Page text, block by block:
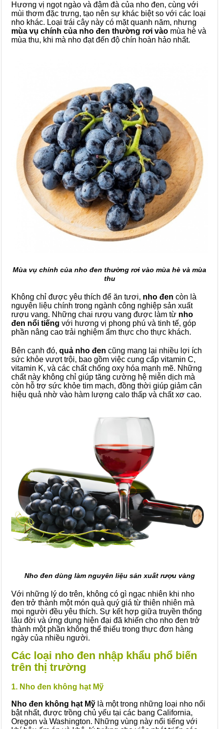
Hương vị ngọt ngào và đậm đà của nho đen, cùng với
mùi thơm đặc trưng, tạo nên sự khác biệt so với các loại
nho khác. Loại trái cây này có mặt quanh năm, nhưng
mùa vụ chính của nho đen thường rơi vào mùa hè và
mùa thu, khi mà nho đạt đến độ chín hoàn hảo nhất.
Mùa vụ chính của nho đen thường rơi vào mùa hè và mùa
thu
Không chỉ được yêu thích để ăn tươi, nho đen còn là
nguyên liệu chính trong ngành công nghiệp sản xuất
rượu vang. Những chai rượu vang được làm từ nho
đen nổi tiếng với hương vị phong phú và tinh tế, góp
phần nâng cao trải nghiệm ẩm thực cho thực khách.
Bên cạnh đó, quả nho đen cũng mang lại nhiều lợi ích
sức khỏe vượt trội, bao gồm việc cung cấp vitamin C,
vitamin K, và các chất chống oxy hóa mạnh mẽ. Những
chất này không chỉ giúp tăng cường hệ miễn dịch mà
còn hỗ trợ sức khỏe tim mạch, đồng thời giúp giảm cân
hiệu quả nhờ vào hàm lượng calo thấp và chất xơ cao.
Nho đen dùng làm nguyên liệu sản xuất rượu vàng
Với những lý do trên, không có gì ngạc nhiên khi nho
đen trở thành một món quà quý giá từ thiên nhiên mà
mọi người đều yêu thích. Sự kết hợp giữa truyền thống
lâu đời và ứng dụng hiện đại đã khiến cho nho đen trở
thành một phần không thể thiếu trong thực đơn hàng
ngày của nhiều người.
Các loại nho đen nhập khẩu phổ biến
trên thị trường
1. Nho đen không hạt Mỹ
Nho đen không hạt Mỹ là một trong những loại nho nổi
bật nhất, được trồng chủ yếu tại các bang California,
Oregon và Washington. Những vùng này nổi tiếng với